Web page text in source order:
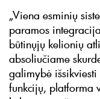
„Viena esminių
paramos
būtinųjų kelionių
absoliučiame
galimybė
funkcijų, platforma